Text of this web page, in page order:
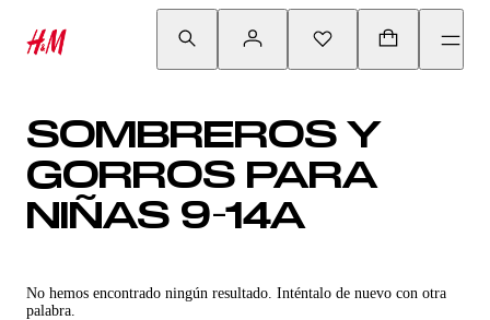
SOMBREROS Y
GORROS PARA
NIÑAS 9-14A
No hemos encontrado ningún resultado. Inténtalo de nuevo con otra
palabra.